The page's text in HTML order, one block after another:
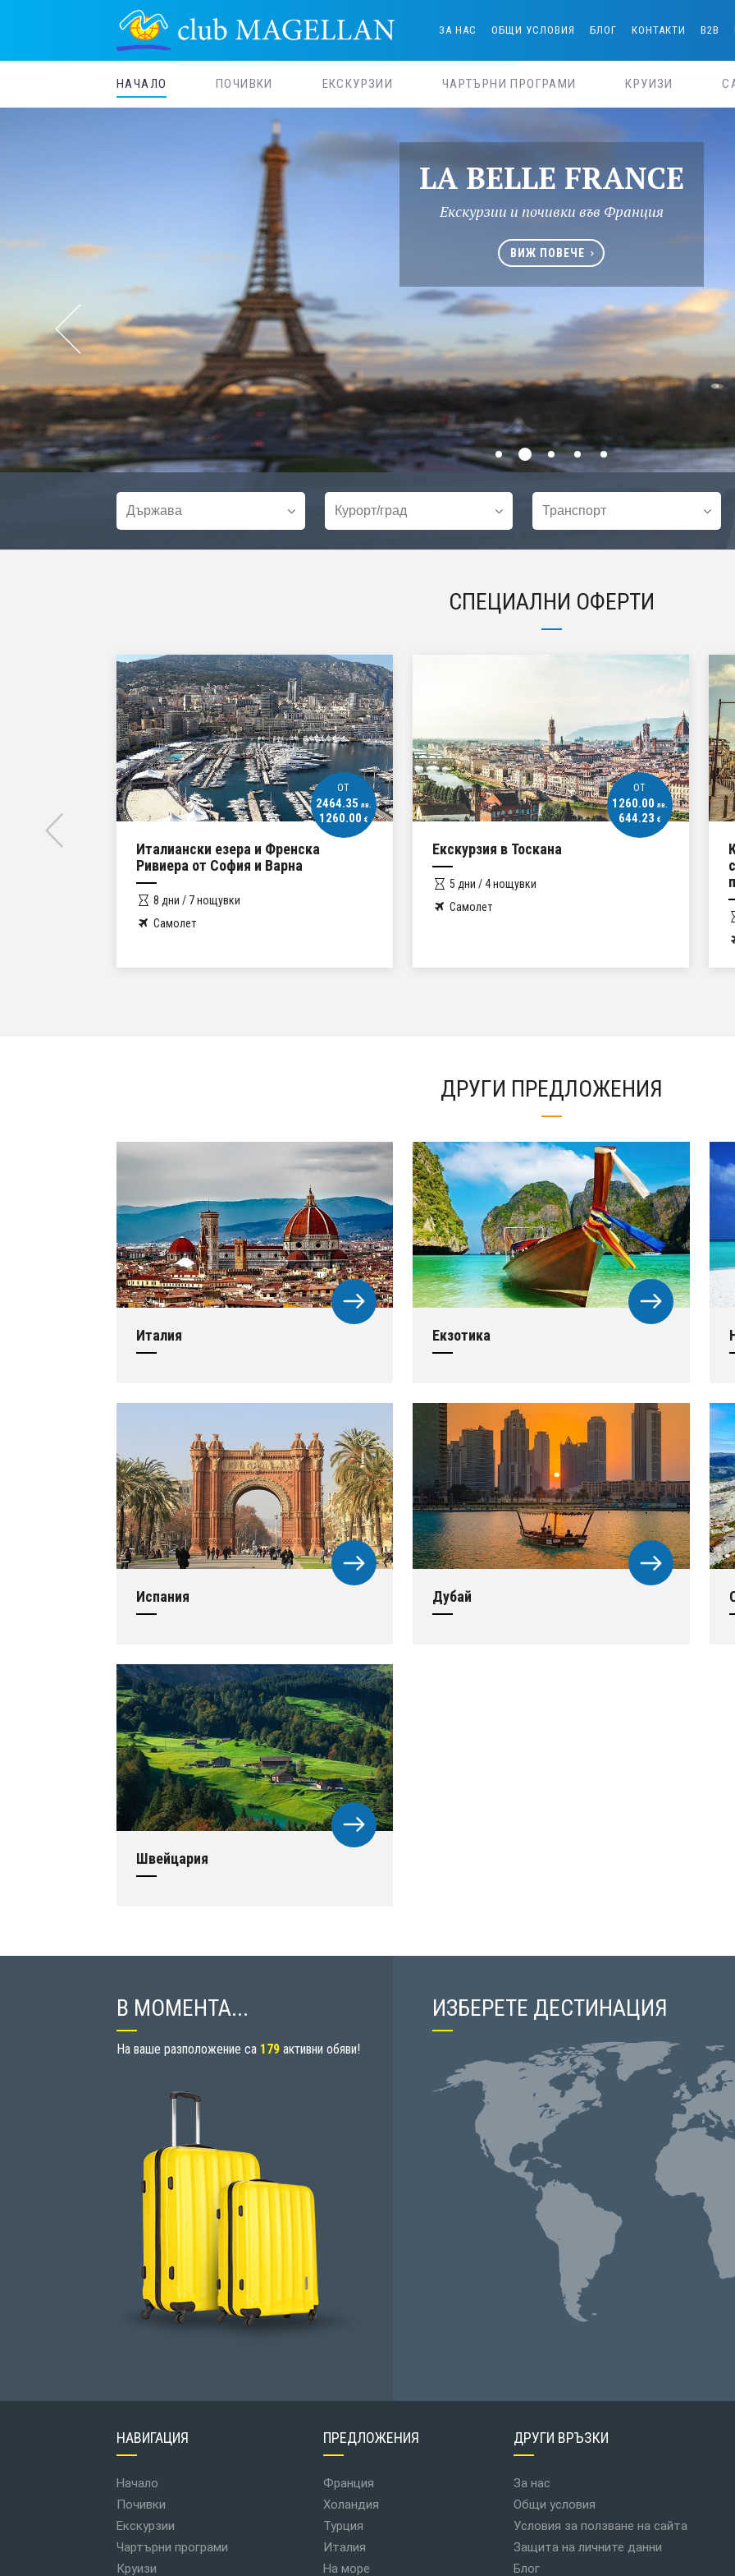
ЗА НАС ОБЩИ УСЛОВИЯ БЛОГ КОНТАКТИ B2B
НАЧАЛО ПОЧИВКИ ЕКСКУРЗИИ ЧАРТЪРНИ ПРОГРАМИ КРУИЗИ
НЕПОВТОРИМАТА
Вино, история, и още нещо
ВИЖ ОЩЕ
СПЕЦИАЛНИ ОФЕРТИ
1260.00
ОT
1260.00лв.
644.23 €
Екскурзия в Тоскана
5 дни / 4 нощувки
Самолет
ОT
1662.46 лв.
850.00€
Кипър без граници - Гръцки и
северен Кипър - два свята, едно
пътешествие
ДРУГИ ПРЕДЛОЖЕНИЯ
Италия Екзотика
Испания Дубай
Швейцария
В МОМЕНТА...
На ваше разположение са 179 активни обяви!
ИЗБЕРЕТЕ ДЕСТИНАЦИЯ
НАВИГАЦИЯ
Начало
Почивки
Екскурзии
Чартърни програми
Круизи
ПРЕДЛОЖЕНИЯ
Франция
Холандия
Турция
Италия
На море
ДРУГИ ВРЪЗКИ
За нас
Общи условия
Условия за ползване на сайта
Защита на личните данни
Блог